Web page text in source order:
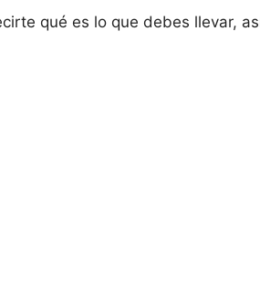
qué es lo que debes llevar,